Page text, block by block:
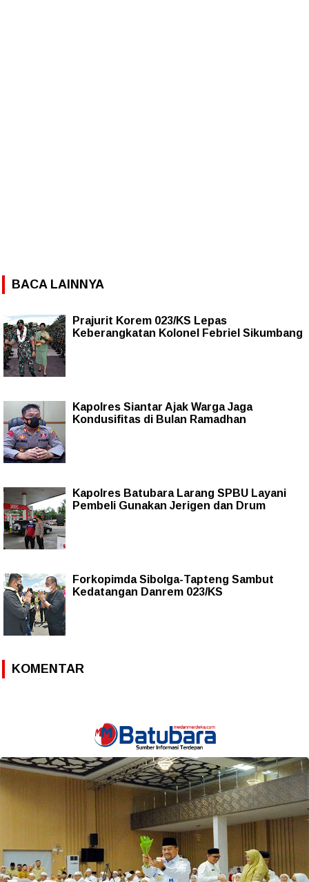
BACA LAINNYA
Prajurit Korem 023/KS Lepas
Keberangkatan Kolonel Febriel Sikumbang
Kapolres Siantar Ajak Warga Jaga
Kondusifitas di Bulan Ramadhan
Kapolres Batubara Larang SPBU Layani
Pembeli Gunakan Jerigen dan Drum
Forkopimda Sibolga-Tapteng Sambut
Kedatangan Danrem 023/KS
KOMENTAR